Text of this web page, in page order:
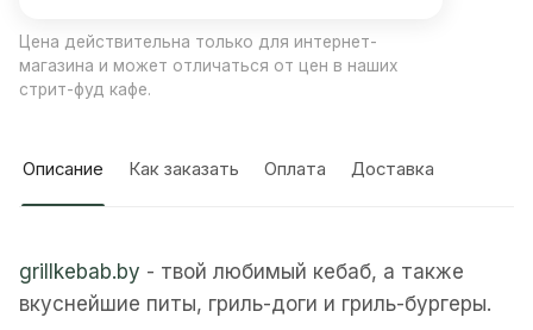
Цена действительна только для интернет-
магазина и может отличаться от цен в наших
стрит-фуд кафе.
Описание Как заказать Оплата Доставка
grillkebab.by - твой любимый кебаб, а также
вкуснейшие питы, гриль-доги и гриль-бургеры.